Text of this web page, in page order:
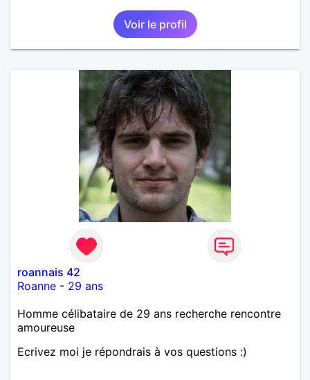
Voir le profil
roannais 42
Roanne - 29 ans
Homme célibataire de 29 ans recherche rencontre
amoureuse
Ecrivez moi je répondrais à vos questions :)